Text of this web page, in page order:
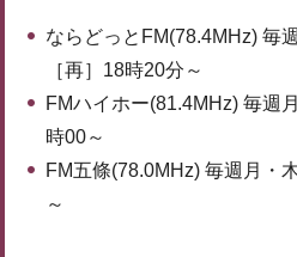
ならどっとFM(78.4MHz) 毎
［再］18時20分～
FMハイホー(81.4MHz) 毎週
時00～
FM五條(78.0MHz) 毎週月・
～